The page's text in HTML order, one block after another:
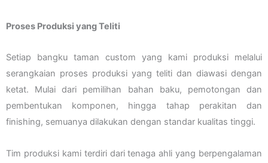
Proses Produksi yang Teliti
Setiap bangku taman custom yang kami produksi melalui
serangkaian proses produksi yang teliti dan diawasi dengan
ketat. Mulai dari pemilihan bahan baku, pemotongan dan
pembentukan komponen, hingga tahap perakitan dan
finishing, semuanya dilakukan dengan standar kualitas tinggi.
Tim produksi kami terdiri dari tenaga ahli yang berpengalaman